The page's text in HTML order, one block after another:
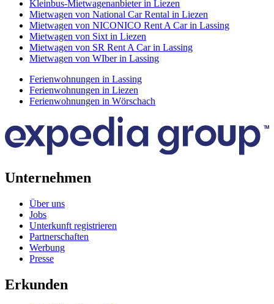
Kleinbus-Mietwagenanbieter in Liezen
Mietwagen von National Car Rental in Liezen
Mietwagen von NICONICO Rent A Car in Lassing
Mietwagen von Sixt in Liezen
Mietwagen von SR Rent A Car in Lassing
Mietwagen von WIber in Lassing
Ferienwohnungen in Lassing
Ferienwohnungen in Liezen
Ferienwohnungen in Wörschach
Unternehmen
Über uns
Jobs
Unterkunft registrieren
Partnerschaften
Werbung
Presse
Erkunden